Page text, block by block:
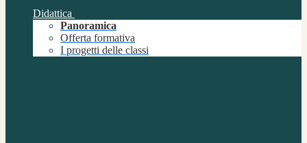
Didattica
Panoramica
Offerta formativa
I progetti delle classi